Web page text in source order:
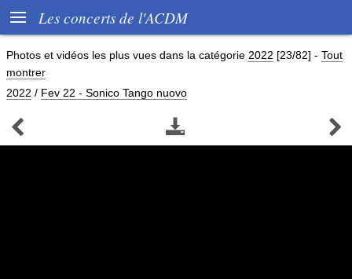
 Les concerts de l'ACDM
Photos et vidéos les plus vues dans la catégorie 2022 [23/82] - Tout
montrer
2022 / Fev 22 - Sonico Tango nuovo
  